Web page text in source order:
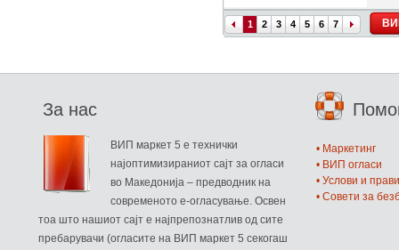
1 2 3 4 5 6 7
За нас
ВИП маркет 5 е технички
најоптимизираниот сајт за огласи
во Македонија – предводник на
современото е-огласување. Освен
тоа што нашиот сајт е најпрепознатлив од сите
пребарувачи (огласите на ВИП маркет 5 секогаш
• Маркетинг
• ВИП огласи
• Услови и
• Совети за